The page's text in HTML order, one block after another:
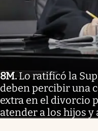
8M. Lo ratificó la
deben percibir una
extra en el divorcio
atender a los hijos